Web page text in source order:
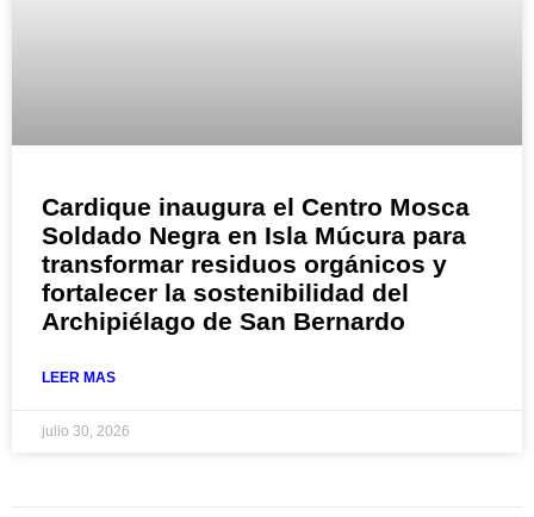
Cardique inaugura el Centro Mosca
Soldado Negra en Isla Múcura para
transformar residuos orgánicos y
fortalecer la sostenibilidad del
Archipiélago de San Bernardo
LEER MAS
julio 30, 2026